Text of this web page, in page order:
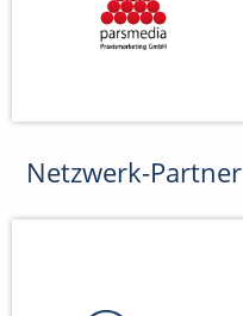
Netzwerk-Partner